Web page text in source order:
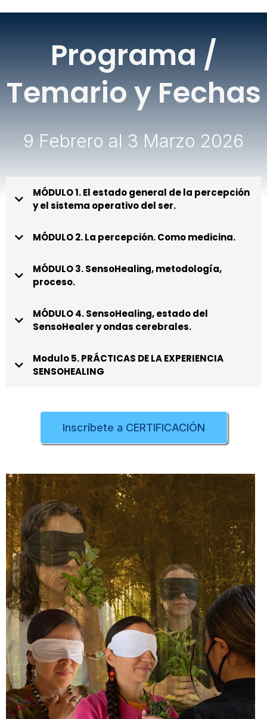
Programa /
Temario y Fechas
9 Febrero al 3 Marzo 2026
MÓDULO 1. El estado general de la percepción
y el sistema operativo del ser.
MÓDULO 2. La percepción. Como medicina.
MÓDULO 3. SensoHealing, metodología,
proceso.
MÓDULO 4. SensoHealing, estado del
SensoHealer y ondas cerebrales.
Modulo 5. PRÁCTICAS DE LA EXPERIENCIA
SENSOHEALING
Inscríbete a CERTIFICACIÓN